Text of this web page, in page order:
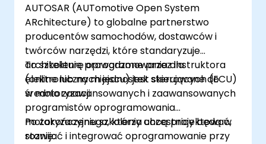
AUTOSAR (AUTomotive Open System
ARchitecture) to globalne partnerstwo
producentów samochodów, dostawców i
twórców narzędzi, które standaryzuje
architekturę oprogramowania dla
elektronicznych jednostek sterujących (ECU)
w motoryzacji.
To szkolenie prowadzone przez instruktora
(online lub na miejscu) jest skierowane do
średnio zaawansowanych i zaawansowanych
programistów oprogramowania
motoryzacyjnego, którzy chcą projektować,
rozwijać i integrować oprogramowanie przy
Po zakończeniu szkolenia uczestnicy będą w
stanie: